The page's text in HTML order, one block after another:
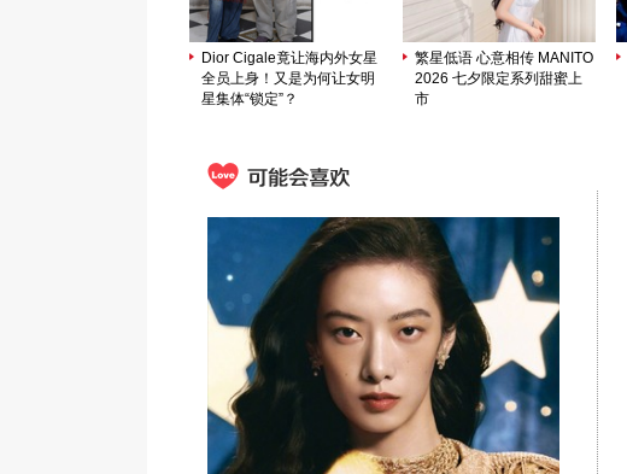
Dior Cigale竟让海内外女星
全员上身！又是为何让女明
星集体“锁定”？
繁星低语 心意相传 MANITO
2026 七夕限定系列甜蜜上
市